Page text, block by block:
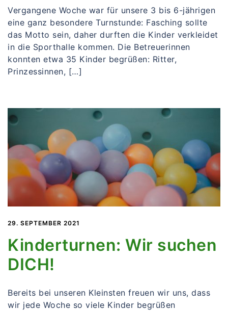
Vergangene Woche war für unsere 3 bis 6-jährigen
eine ganz besondere Turnstunde: Fasching sollte
das Motto sein, daher durften die Kinder verkleidet
in die Sporthalle kommen. Die Betreuerinnen
konnten etwa 35 Kinder begrüßen: Ritter,
Prinzessinnen, […]
29. SEPTEMBER 2021
Kinderturnen: Wir suchen
DICH!
Bereits bei unseren Kleinsten freuen wir uns, dass
wir jede Woche so viele Kinder begrüßen